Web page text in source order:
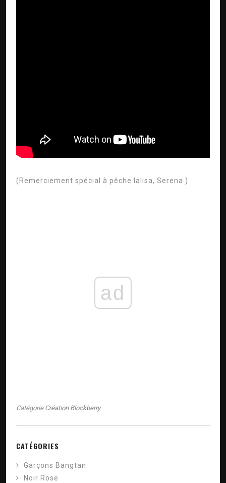
(Remerciement spécial à pêche lalisa, Serena )
ad
Catégorie Création Blockberry
CATÉGORIES
Garçons Bangtan
Noir Rose